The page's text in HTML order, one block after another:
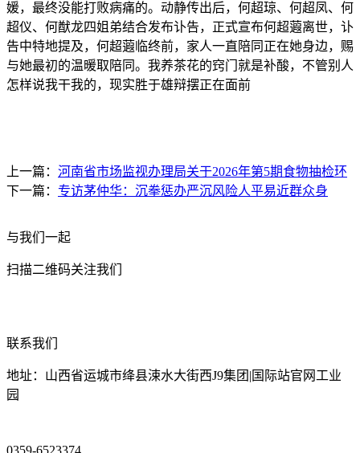
媛，最终没能打败病痛的。动静传出后，何超琼、何超凤、何
超仪、何猷龙四姐弟结合发布讣告，正式宣布何超蕸离世，讣
告中特地提及，何超蕸临终前，家人一直陪同正在她身边，赐
与她最初的温暖取陪同。我养茶花的窍门就是补酸，不管别人
怎样说我干我的，现实胜于雄辩摆正在面前
上一篇： 河南省市场监视办理局关于2026年第5期食物抽检环
下一篇： 专访茅仲华：沉拳惩办严沉风险人平易近群众身
与我们一起
扫描二维码关注我们
联系我们
地址：山西省运城市绛县涑水大街西J9集团|国际站官网工业
园
0359-6523374